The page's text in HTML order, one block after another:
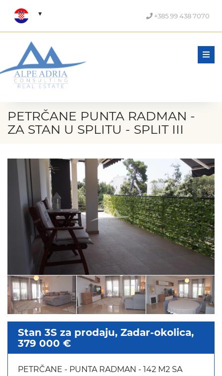
+385 99 438 7070
PETRČANE PUNTA RADMAN -
ZA STAN U SPLITU - SPLIT III
Stan 3S za prodaju, Zadar-okolica,
379 000 €
PETRČANE - PUNTA RADMAN - 142 M2 SA